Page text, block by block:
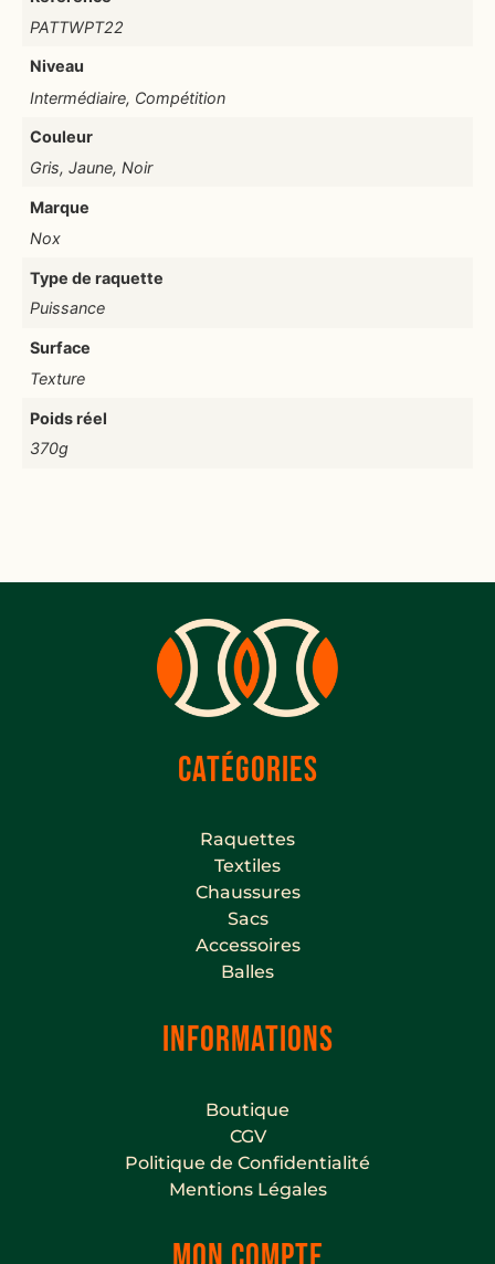
PATTWPT22
Niveau
Intermédiaire, Compétition
Couleur
Gris, Jaune, Noir
Marque
Nox
Type de raquette
Puissance
Surface
Texture
Poids réel
370g
CATÉGORIES
Raquettes
Textiles
Chaussures
Sacs
Accessoires
Balles
INFORMATIONS
Boutique
CGV
Politique de Confidentialité
Mentions Légales